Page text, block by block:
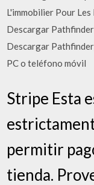
L'immobilier Pour
Descargar
Descargar
PC o teléfono móvil
Stripe Esta
permitir
tienda.